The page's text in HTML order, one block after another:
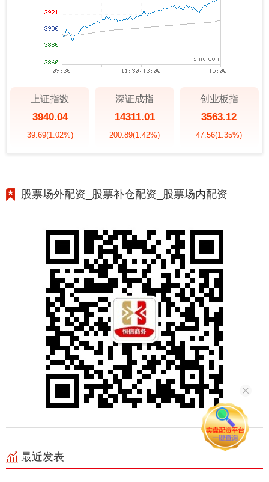
上证指数
3940.04
39.69(1.02%)
深证成指
14311.01
200.89(1.42%)
创业板指
3563.12
47.56(1.35%)
股票场外配资_股票补仓配资_股票场内配资
最近发表